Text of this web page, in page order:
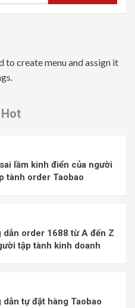
to create menu and assign it
Hot
lầm kinh điển của người
tành order Taobao
dẫn order 1688 từ A đến Z
tập tành kinh doanh
dẫn tự đặt hàng Taobao